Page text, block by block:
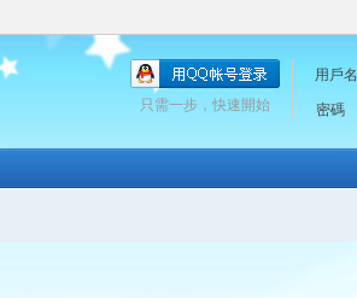
用戶名
密碼
只需一步，快速開始